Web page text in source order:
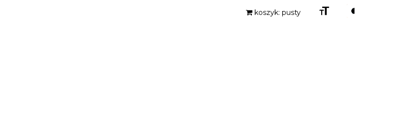
koszyk: pusty
Zmień
Zmień
rozmiar